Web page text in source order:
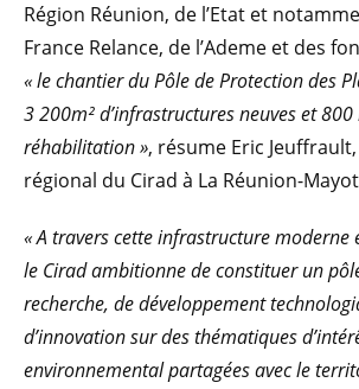
Région Réunion, de l’Etat et
France Relance, de l’Ademe et des
« le chantier du Pôle de Protection des
3 200m² d’infrastructures neuves et
réhabilitation », résume Eric
régional du Cirad à La Réunion-
« A travers cette infrastructure moderne
le Cirad ambitionne de constituer un
recherche, de développement
d’innovation sur des thématiques
environnemental partagées avec le